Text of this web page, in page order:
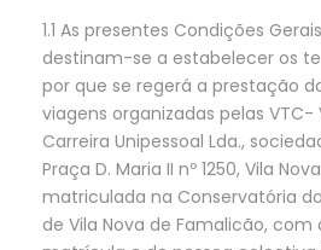
1.1 As presentes Condições
destinam-se a estabelecer os
por que se regerá a prestação
viagens organizadas pelas VTC-
Carreira Unipessoal Lda.,
Praça D. Maria II nº 1250, Vila
matriculada na Conservatória
de Vila Nova de Famalicão,